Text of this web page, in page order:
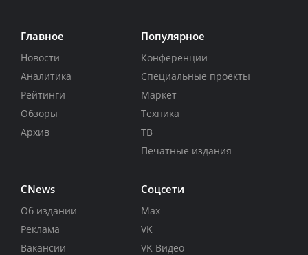
Главное
Новости
Аналитика
Рейтинги
Обзоры
Архив
Популярное
Конференции
Специальные проекты
Маркет
Техника
ТВ
Печатные издания
CNews
Об издании
Реклама
Вакансии
Соцсети
Max
VK
VK Видео